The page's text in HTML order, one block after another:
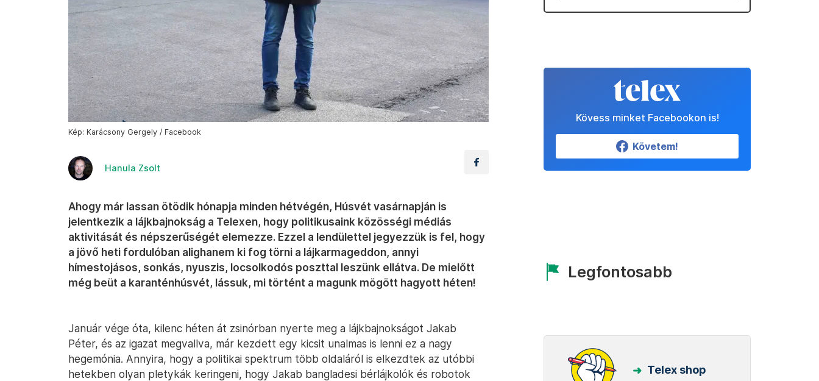
Kép: Karácsony Gergely / Facebook
Hanula Zsolt
Ahogy már lassan ötödik hónapja minden hétvégén, Húsvét vasárnapján is
jelentkezik a lájkbajnokság a Telexen, hogy politikusaink közösségi médiás
aktivitását és népszerűségét elemezze. Ezzel a lendülettel jegyezzük is fel, hogy
a jövő heti fordulóban alighanem ki fog törni a lájkarmageddon, annyi
hímestojásos, sonkás, nyuszis, locsolkodós poszttal leszünk ellátva. De mielőtt
még beüt a karanténhúsvét, lássuk, mi történt a magunk mögött hagyott héten!
Január vége óta, kilenc héten át zsinórban nyerte meg a lájkbajnokságot Jakab
Péter, és az igazat megvallva, már kezdett egy kicsit unalmas is lenni ez a nagy
hegemónia. Annyira, hogy a politikai spektrum több oldaláról is elkezdtek az utóbbi
hetekben olyan pletykák keringeni, hogy Jakab bangladesi bérlájkolók és robotok
Kövess minket Facebookon is!
Követem!
Legfontosabb
Telex shop